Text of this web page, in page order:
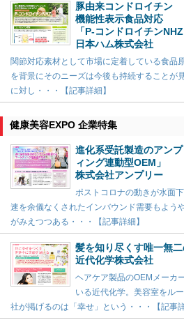
豚由来コンドロイチン
機能性表示食品対応
「P-コンドロイチンNHZ
日本ハム株式会社
関節対応素材として市場に定着している食品
を背景にそのニーズは今後も持続することが
に対し・・・【記事詳細】
健康美容EXPO 企業特集
進化系受託製造のアン
ィング連動型OEM」
株式会社アンプリー
ポストコロナの動きが水面
速を余儀なくされたインバウンド需要もよう
がみえつつある・・・【記事詳細】
髪を知り尽くす唯一無
近代化学株式会社
ヘアケア製品のOEMメーカ
いる近代化学。美容室をル
社が掲げるのは「幸せ」という・・・【記事詳